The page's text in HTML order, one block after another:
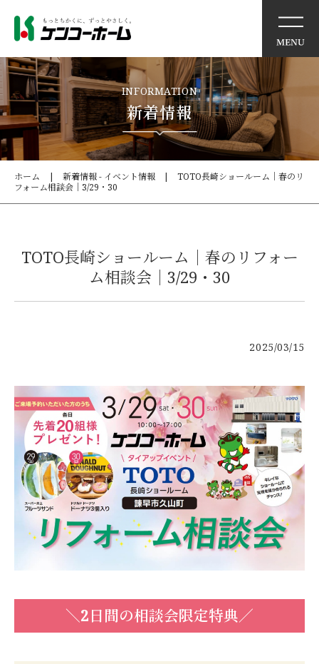
イベント情報
ケンコーホームの想い
住まいの特徴
モデルハウス
リフォーム
不動産情報
戸建賃貸経営
SDGs
企業情報
採用情報
INFORMATION
新着情報
ホーム 新着情報 - イベント情報
TOTO長崎ショールーム｜春のリ
フォーム相談会｜3/29・30
TOTO長崎ショールーム｜春のリフォー
ム相談会｜3/29・30
2025/03/15
＼2日間の相談会限定特典／